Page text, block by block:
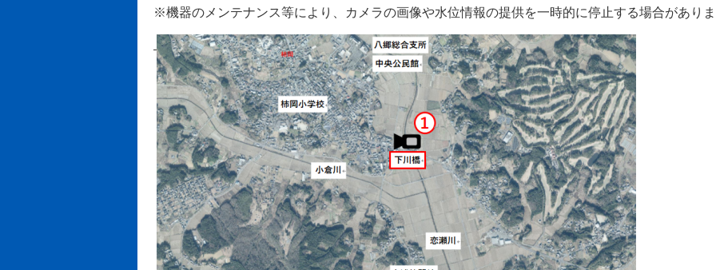
※機器のメンテナンス等により、カメラの画像や水位情報の提供を一時的に停止する場合があり